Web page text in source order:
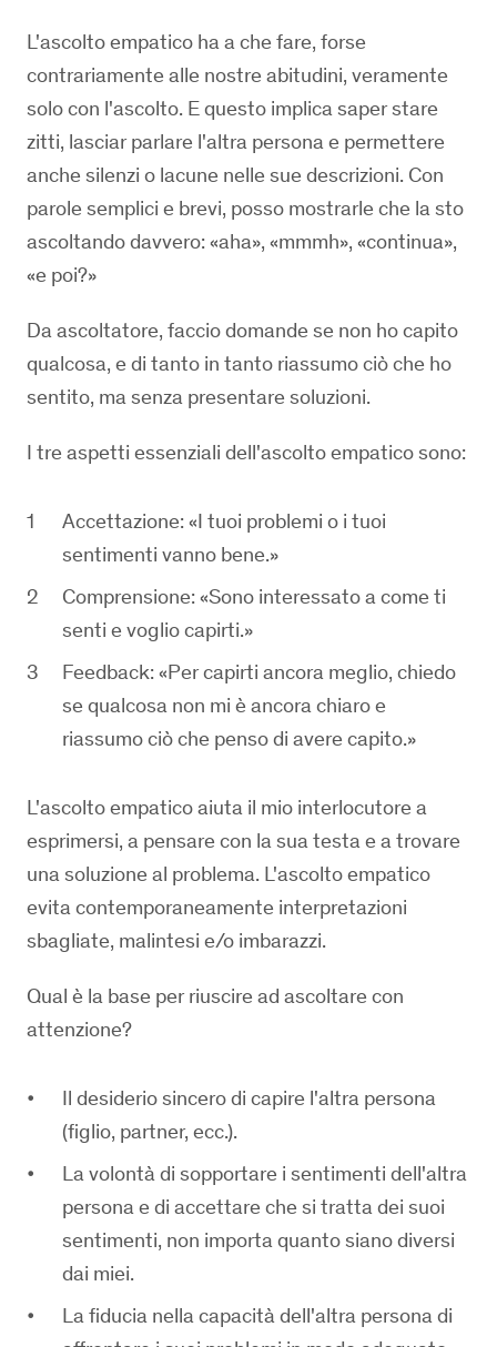
L'ascolto empatico ha a che fare, forse
contrariamente alle nostre abitudini, veramente
solo con l'ascolto. E questo implica saper stare
zitti, lasciar parlare l'altra persona e permettere
anche silenzi o lacune nelle sue descrizioni. Con
parole semplici e brevi, posso mostrarle che la sto
ascoltando davvero: «aha», «mmmh», «continua»,
«e poi?»
Da ascoltatore, faccio domande se non ho capito
qualcosa, e di tanto in tanto riassumo ciò che ho
sentito, ma senza presentare soluzioni.
I tre aspetti essenziali dell'ascolto empatico sono:
Accettazione: «I tuoi problemi o i tuoi
sentimenti vanno bene.»
Comprensione: «Sono interessato a come ti
senti e voglio capirti.»
Feedback: «Per capirti ancora meglio, chiedo
se qualcosa non mi è ancora chiaro e
riassumo ciò che penso di avere capito.»
L'ascolto empatico aiuta il mio interlocutore a
esprimersi, a pensare con la sua testa e a trovare
una soluzione al problema. L'ascolto empatico
evita contemporaneamente interpretazioni
sbagliate, malintesi e/o imbarazzi.
Qual è la base per riuscire ad ascoltare con
attenzione?
Il desiderio sincero di capire l'altra persona
(figlio, partner, ecc.).
La volontà di sopportare i sentimenti dell'altra
persona e di accettare che si tratta dei suoi
sentimenti, non importa quanto siano diversi
dai miei.
La fiducia nella capacità dell'altra persona di